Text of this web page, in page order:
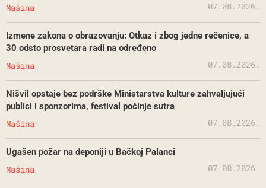
Mašina 07.08.2026.
Izmene zakona o obrazovanju: Otkaz i zbog jedne rečenice, a
30 odsto prosvetara radi na određeno
Mašina 07.08.2026.
Nišvil opstaje bez podrške Ministarstva kulture zahvaljujući
publici i sponzorima, festival počinje sutra
Mašina 07.08.2026.
Ugašen požar na deponiji u Bačkoj Palanci
Mašina 07.08.2026.